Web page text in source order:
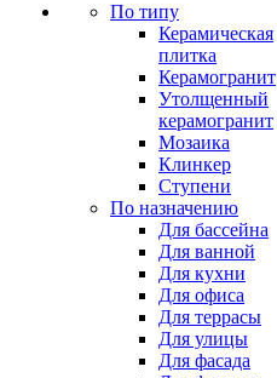
По типу
Керамическая
плитка
Керамогранит
Утолщенный
керамогранит
Мозаика
Клинкер
Ступени
По назначению
Для бассейна
Для ванной
Для кухни
Для офиса
Для террасы
Для улицы
Для фасада